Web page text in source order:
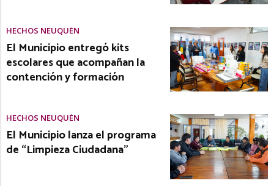
HECHOS NEUQUÉN
El Municipio entregó kits
escolares que acompañan la
contención y formación
HECHOS NEUQUÉN
El Municipio lanza el programa
de “Limpieza Ciudadana”